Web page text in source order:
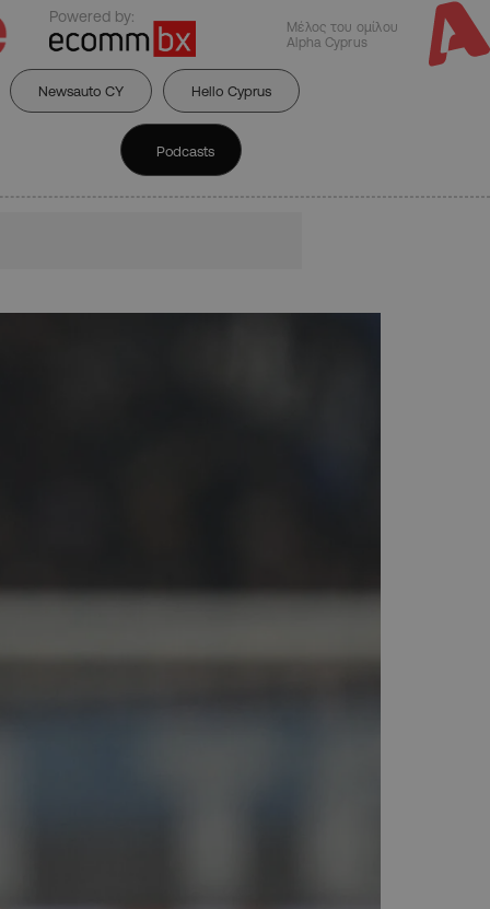
Powered by:
Μέλος του ομίλου
Alpha Cyprus
Newsauto CY Hello Cyprus
Podcasts